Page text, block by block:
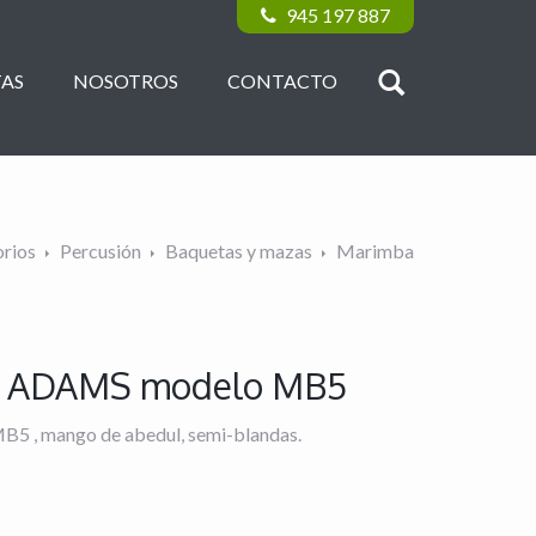
945 197 887
NOSOTROS CONTACTO
Percusión Baquetas y mazas Marimba
modelo MB5
, mango de abedul, semi-blandas.